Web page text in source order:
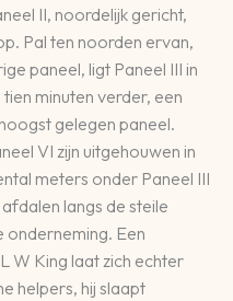
II, noordelijk gericht,
Pal ten noorden ervan,
paneel, ligt Paneel III in
minuten verder, een
gelegen paneel.
VI zijn uitgehouwen in
meters onder Paneel III
langs de steile
onderneming. Een
W King laat zich echter
helpers, hij slaapt